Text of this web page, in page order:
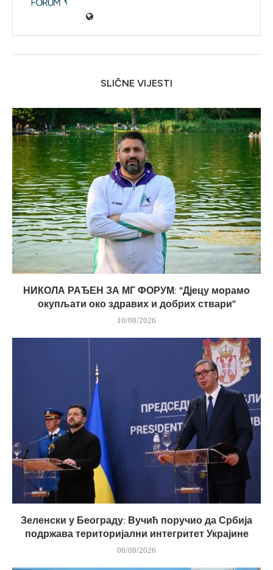
SLIČNE VIJESTI
НИКОЛА РАЂЕН ЗА МГ ФОРУМ: “Дјецу морамо
окупљати око здравих и добрих ствари”
10/08/2026
Зеленски у Београду: Вучић поручио да Србија
подржава територијални интегритет Украјине
08/08/2026